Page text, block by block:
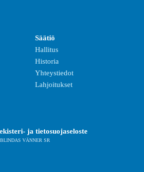
Säätiö
Hallitus
Historia
Yhteystiedot
Lahjoitukset
ja tietosuojaseloste
VÄNNER SR